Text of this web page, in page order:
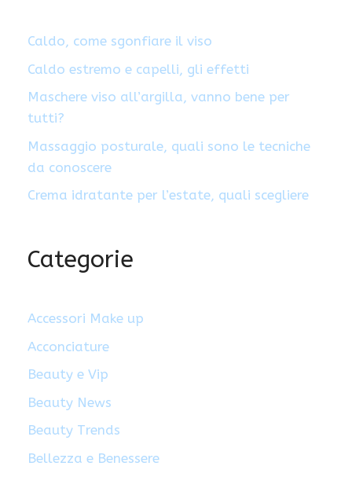
Caldo, come sgonfiare il viso
Caldo estremo e capelli, gli effetti
Maschere viso all’argilla, vanno bene per
tutti?
Massaggio posturale, quali sono le tecniche
da conoscere
Crema idratante per l’estate, quali scegliere
Categorie
Accessori Make up
Acconciature
Beauty e Vip
Beauty News
Beauty Trends
Bellezza e Benessere